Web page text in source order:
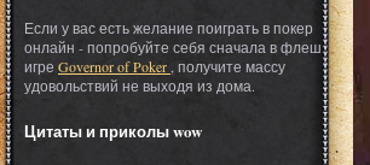
Если у вас есть желание поиграть в покер
онлайн - попробуйте себя сначала в флеш
игре Governor of Poker , получите массу
удовольствий не выходя из дома.
Цитаты и приколы wow